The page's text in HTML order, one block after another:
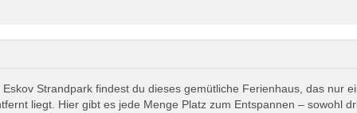
Strandpark findest du dieses gemütliche Ferienhaus, das nur
liegt. Hier gibt es jede Menge Platz zum Entspannen – sowohl